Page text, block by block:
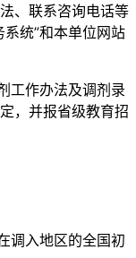
、联系咨询电话等
统”和本单位网站
作办法及调剂录
，并报省级教育招
入地区的全国初